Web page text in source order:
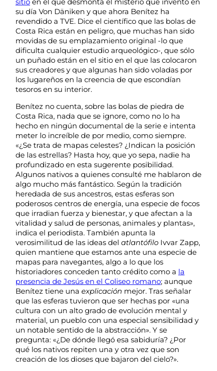
su día Von Däniken y que ahora Benítez ha
revendido a TVE. Dice el científico que las bolas de
Costa Rica están en peligro, que muchas han sido
movidas de su emplazamiento original -lo que
dificulta cualquier estudio arqueológico-, que sólo
un puñado están en el sitio en el que las colocaron
sus creadores y que algunas han sido voladas por
los lugareños en la creencia de que escondían
tesoros en su interior.
Benítez no cuenta, sobre las bolas de piedra de
Costa Rica, nada que se ignore, como no lo ha
hecho en ningún documental de la serie e intenta
meter lo increíble de por medio, como siempre.
«¿Se trata de mapas celestes? ¿Indican la posición
de las estrellas? Hasta hoy, que yo sepa, nadie ha
profundizado en esta sugerente posibilidad.
Algunos nativos a quienes consulté me hablaron de
algo mucho más fantástico. Según la tradición
heredada de sus ancestros, estas esferas son
poderosos centros de energía, una especie de focos
que irradian fuerza y bienestar, y que afectan a la
vitalidad y salud de personas, animales y plantas»,
indica el periodista. También apunta la
verosimilitud de las ideas del atlantófilo Ivvar Zapp,
quien mantiene que estamos ante una especie de
mapas para navegantes, algo a lo que los
historiadores conceden tanto crédito como a la
presencia de Jesús en el Coliseo romano; aunque
Benítez tiene una explicación mejor. Tras señalar
que las esferas tuvieron que ser hechas por «una
cultura con un alto grado de evolución mental y
material, un pueblo con una especial sensibilidad y
un notable sentido de la abstracción». Y se
pregunta: «¿De dónde llegó esa sabiduría? ¿Por
qué los nativos repiten una y otra vez que son
creación de los dioses que bajaron del cielo?».